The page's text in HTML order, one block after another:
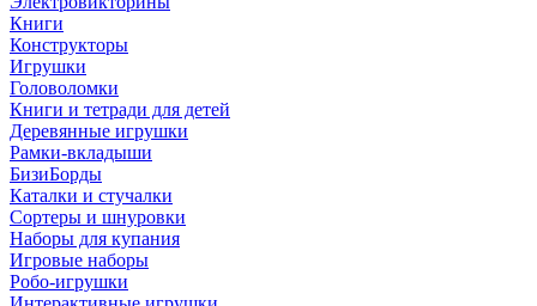
Книги
Конструкторы
Игрушки
Головоломки
Книги и тетради для детей
Деревянные игрушки
Рамки-вкладыши
БизиБорды
Каталки и стучалки
Сортеры и шнуровки
Наборы для купания
Игровые наборы
Робо-игрушки